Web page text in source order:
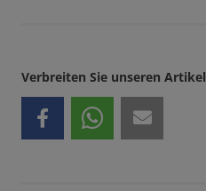
Verbreiten Sie unseren Artikel